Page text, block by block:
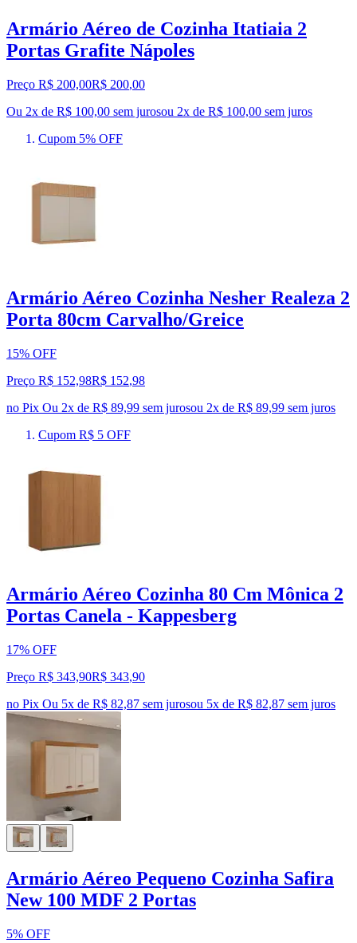
Armário Aéreo de Cozinha Itatiaia 2
Portas Grafite Nápoles
Preço R$ 200,00R$ 200,00
Ou 2x de R$ 100,00 sem jurosou 2x de R$ 100,00 sem juros
Cupom 5% OFF
Armário Aéreo Cozinha Nesher Realeza 2
Porta 80cm Carvalho/Greice
15% OFF
Preço R$ 152,98R$ 152,98
no Pix Ou 2x de R$ 89,99 sem jurosou 2x de R$ 89,99 sem juros
Cupom R$ 5 OFF
Armário Aéreo Cozinha 80 Cm Mônica 2
Portas Canela - Kappesberg
17% OFF
Preço R$ 343,90R$ 343,90
no Pix Ou 5x de R$ 82,87 sem jurosou 5x de R$ 82,87 sem juros
Armário Aéreo Pequeno Cozinha Safira
New 100 MDF 2 Portas
5% OFF